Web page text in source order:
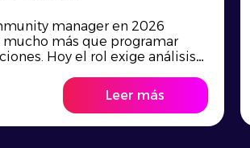
manager en 2026
más que programar
Hoy el rol exige análisis
de IA y capacidad de reacción
real. La gestión de
digitales se ha vuelto
Leer más